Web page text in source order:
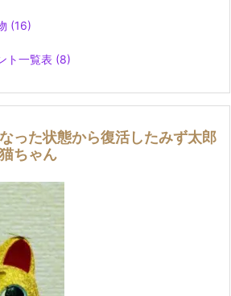
(16)
ト一覧表 (8)
った状態から復活したみず太郎
ちゃん